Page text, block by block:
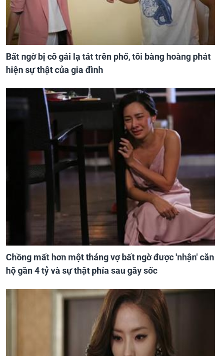
Bất ngờ bị cô gái lạ tát trên phố, tôi bàng hoàng phát
hiện sự thật của gia đình
Chồng mất hơn một tháng vợ bất ngờ được 'nhận' căn
hộ gần 4 tỷ và sự thật phía sau gây sốc